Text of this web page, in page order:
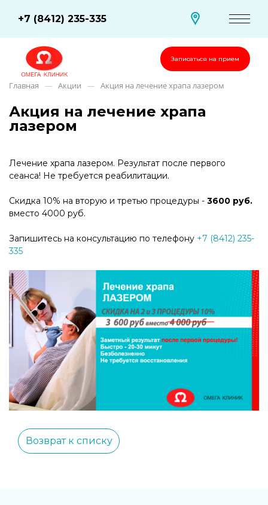
Записаться на прием
+7 (8412) 235-335
Главная — Акции — Акция на лечение храпа лазером
Акция на лечение храпа
лазером
Лечение храпа лазером. Результат после первого
сеанса! Не требуется реабилитации.
Скидка 10% на вторую и третью процедуры - 3600 руб.
вместо 4000 руб.
Запишитесь на консультацию по телефону +7 (8412) 235-
335
Возврат к списку